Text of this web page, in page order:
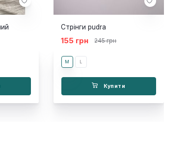
Стрінги pudra
155 грн 245 грн
M L
Купити